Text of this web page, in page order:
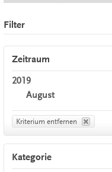
Filter
Zeitraum
2019
August
Kriterium entfernen
Kategorie